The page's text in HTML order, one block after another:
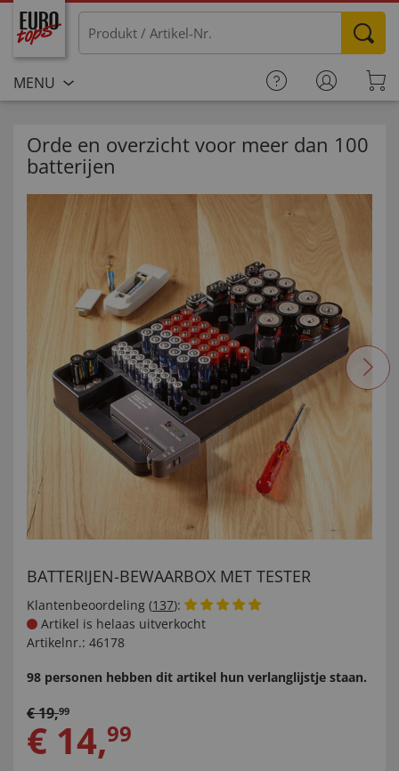
MENU
Orde en overzicht voor meer dan 100
batterijen
BATTERIJEN-BEWAARBOX MET TESTER
Klantenbeoordeling (137):
Artikel is helaas uitverkocht
Artikelnr.: 46178
98 personen hebben dit artikel hun verlanglijstje staan.
€19,99
€ 14,99